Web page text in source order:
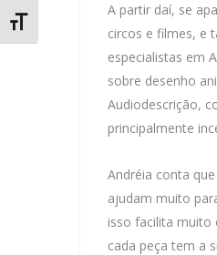
Alternar Tamanho da Fonte
A partir daí, se
circos e filmes, e
especialistas em
sobre desenho
Audiodescrição,
principalmente
Andréia conta
ajudam muito
isso facilita muito
cada peça tem a